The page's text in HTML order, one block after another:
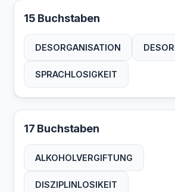
15 Buchstaben
DESORGANISATION
SPRACHLOSIGKEIT
17 Buchstaben
ALKOHOLVERGIFTUNG
DISZIPLINLOSIKEIT